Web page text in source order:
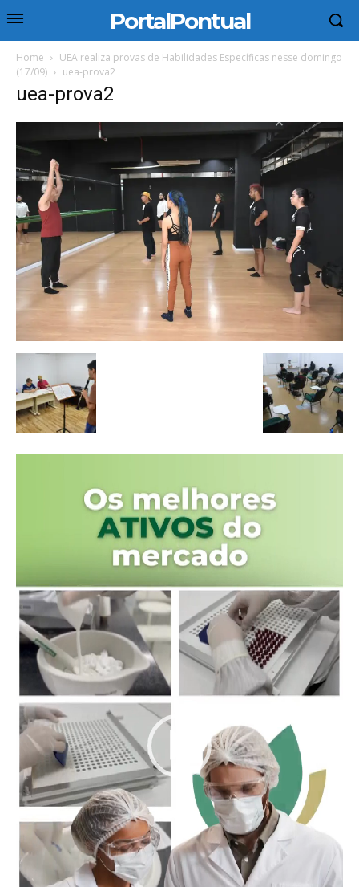
PortalPontual
Home
UEA realiza provas de Habilidades Específicas nesse domingo
(17/09)
uea-prova2
uea-prova2